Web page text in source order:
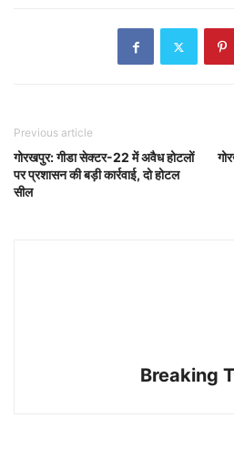
Previous article
गोरखपुर: गीडा सेक्टर-22 में अवैध होटलों
पर प्रशासन की बड़ी कार्रवाई, दो होटल
सील
Breaking